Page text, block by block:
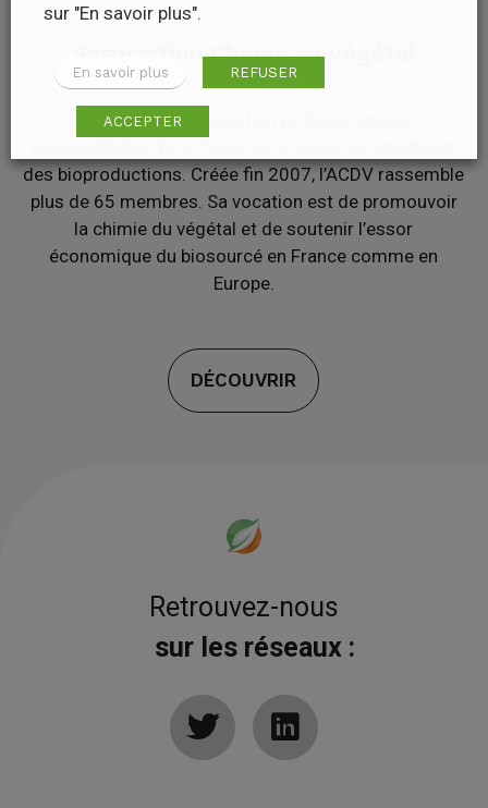
Association Chimie du Végétal
L’ACDV est l’association professionnelle
des bioproductions. Créée fin 2007, l’ACDV rassemble
plus de 65 membres. Sa vocation est de promouvoir
la chimie du végétal et de soutenir l’essor
économique du biosourcé en France comme en
Europe.
DÉCOUVRIR
Retrouvez-nous
sur les réseaux :
sur "En savoir plus".
En savoir plus REFUSER
ACCEPTER